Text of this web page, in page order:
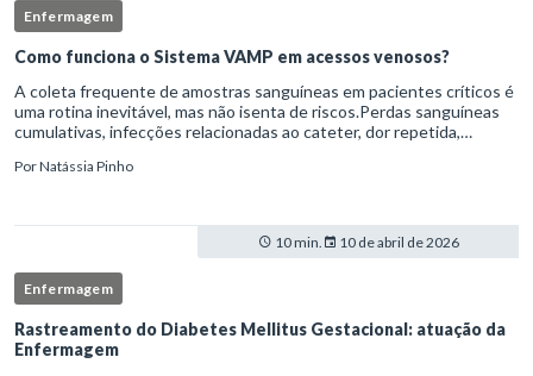
Enfermagem
Como funciona o Sistema VAMP em acessos venosos?
A coleta frequente de amostras sanguíneas em pacientes críticos é
uma rotina inevitável, mas não isenta de riscos.Perdas sanguíneas
cumulativas, infecções relacionadas ao cateter, dor repetida,
PorNatássia Pinho
10 min. 10 de abril de 2026
Enfermagem
Rastreamento do Diabetes Mellitus Gestacional: atuação da
Enfermagem